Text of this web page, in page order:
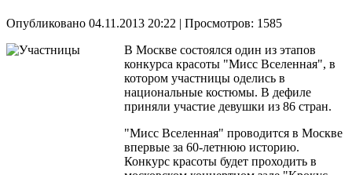
Опубликовано 04.11.2013 20:22 | Просмотров: 1585
В Москве состоялся один из этапов
конкурса красоты "Мисс Вселенная", в
котором участницы оделись в
национальные костюмы. В дефиле
приняли участие девушки из 86 стран.
"Мисс Вселенная" проводится в Москве
впервые за 60-летнюю историю.
Конкурс красоты будет проходить в